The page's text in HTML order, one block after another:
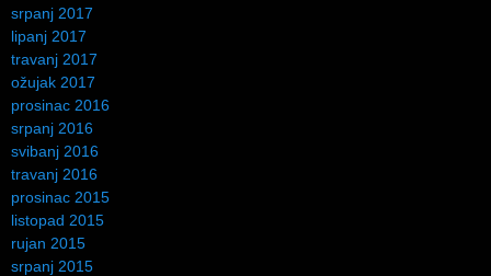
srpanj 2017
lipanj 2017
travanj 2017
ožujak 2017
prosinac 2016
srpanj 2016
svibanj 2016
travanj 2016
prosinac 2015
listopad 2015
rujan 2015
srpanj 2015